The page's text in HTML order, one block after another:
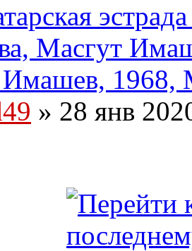
Масгут
1968,
» 28 янв